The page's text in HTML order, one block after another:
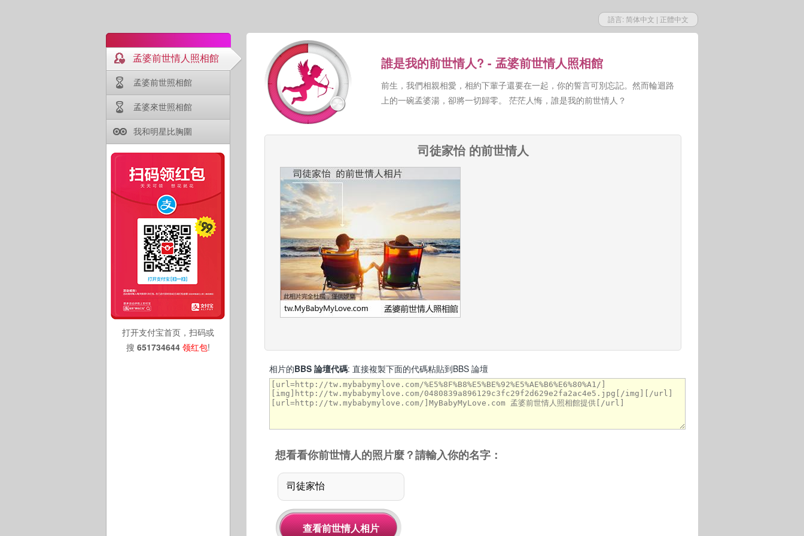
語言: 简体中文 | 正體中文
孟婆前世情人照相館
孟婆前世照相館
孟婆來世照相館
我和明星比胸圍
打开支付宝首页，扫码或
搜 651734644 领红包!
誰是我的前世情人? - 孟婆前世情人照相館
前生，我們相親相愛，相約下輩子還要在一起，你的誓言可別忘記。然而輪迴路
上的一碗孟婆湯，卻將一切歸零。 茫茫人悔，誰是我的前世情人？
司徒家怡 的前世情人
相片的BBS 論壇代碼: 直接複製下面的代碼粘貼到BBS 論壇
想看看你前世情人的照片麼？請輸入你的名字：